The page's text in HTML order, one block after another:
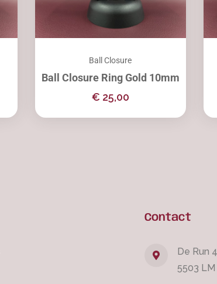
Ball Closure
Ball Closure Ring Gold 10mm
€ 25,00
Contact
De Run
5503